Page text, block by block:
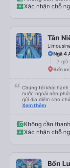
đều đã gần đến
và tôi chắc chắn
Xác nhận chỗ
Tân
Ngã 4
7 giờ
Bến
Chúng tôi khởi
nước ngoài nên
gửi địa điểm cho
lần đầu tiên đi xe
điểm dừng, họ
Nhìn chung, đó là
chỗ cho 1 người lớn
Xem thêm
Không cần
Xác nhận chỗ
Bốn